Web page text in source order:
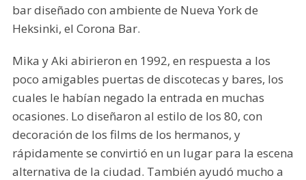
bar diseñado con ambiente de Nueva York de
Heksinki, el Corona Bar.
Mika y Aki abirieron en 1992, en respuesta a los
poco amigables puertas de discotecas y bares, los
cuales le habían negado la entrada en muchas
ocasiones. Lo diseñaron al estilo de los 80, con
decoración de los films de los hermanos, y
rápidamente se convirtió en un lugar para la escena
alternativa de la ciudad. También ayudó mucho a